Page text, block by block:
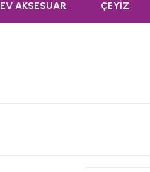
EV AKSESUAR ÇEYİZ